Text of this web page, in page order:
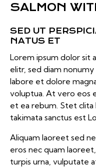
SALMON
SED UT
NATUS ET
Lorem ipsum dolor sit
elitr, sed diam
labore et dolore
voluptua. At vero eos
et ea rebum. Stet clita
takimata sanctus est
Aliquam laoreet sed
eros nec quam
turpis urna, vulputate